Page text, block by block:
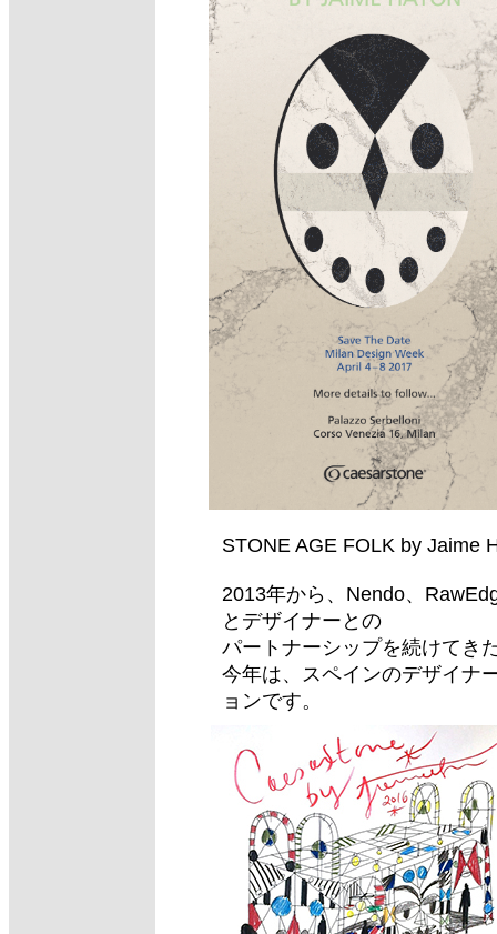
STONE AGE FOLK by Jaime
2013年から、Nendo、
とデザイナーとの
パートナーシップを続けてき
今年は、スペインのデザイ
ョンです。